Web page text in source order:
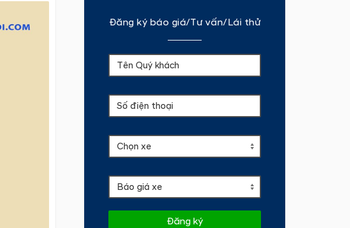
Đăng ký báo giá/Tư vấn/Lái thử
Đăng ký